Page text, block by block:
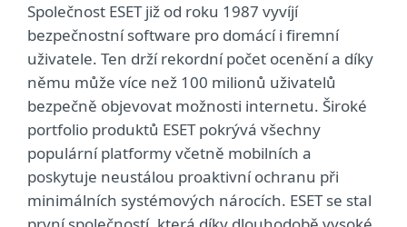
Společnost ESET již od roku 1987 vyvíjí
bezpečnostní software pro domácí i firemní
uživatele. Ten drží rekordní počet ocenění a díky
němu může více než 100 milionů uživatelů
bezpečně objevovat možnosti internetu. Široké
portfolio produktů ESET pokrývá všechny
populární platformy včetně mobilních a
poskytuje neustálou proaktivní ochranu při
minimálních systémových nárocích. ESET se stal